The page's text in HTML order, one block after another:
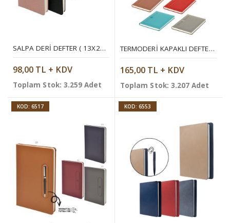
SALPA DERI DEFTER ( 13X21 CM )
98,00 TL + KDV
Toplam Stok: 3.259 Adet
TERMODERI KAPAKLI DEFTER ( 15 X 21 CM )
165,00 TL + KDV
Toplam Stok: 3.207 Adet
KOD: 6517 KOD: 6553